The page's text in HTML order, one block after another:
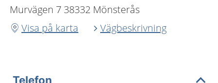
Murvägen 7 38332 Mönsterås
Visa på karta
Vägbeskrivning
Telefon